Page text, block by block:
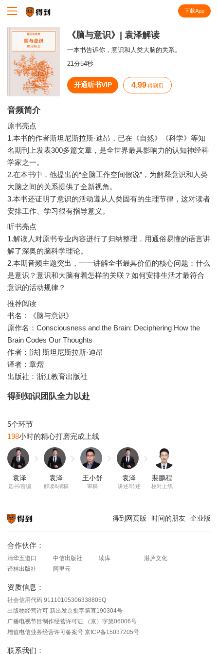
下载App
《脑与意识》| 袁泽解读
一本书告诉你，意识和人类大脑的关系。
21分54秒
开通听书VIP 4.99 得到贝
音频简介
原书亮点
1.本书的作者斯坦尼斯拉斯·迪昂，已在《自然》《科学》等知
名期刊上发表300多篇文章，是全世界最具影响力的认知神经科
学家之一。
2.在本书中，他提出的“全脑工作空间假说”，为解释意识和人类
大脑之间的关系提供了全新视角。
3.本书还证明了意识的活动遵从人类固有的生理节律，这对读者
听书亮点
1.解读人对原书专业内容进行了归纳整理，用通俗易懂的语言讲
解了深奥的脑科学理论。
2.本期音频主题突出，一一讲解全书最具价值的核心问题：什么
是意识？意识和大脑有着怎样的关联？如何安排生活才最符合
推荐阅读
书名：《脑与意识》
原作名：Consciousness and the Brain: Deciphering How the
Brain Codes Our Thoughts
作者：[法] 斯坦尼斯拉斯·迪昂
译者：章熠
出版社：浙江教育出版社
得到知识团队全力以赴
198
袁泽
选书/责编
袁泽
解读&撰稿
王小舒
审稿
袁泽
讲述/转述
裴鹏程
校对上线
得到网页版 时间的朋友 企业版
合作伙伴：
清华五道口 中信出版社 读库
湛庐文化
译林出版社
阿里云
资质信息：
社会信用代码 91110105306338805Q
出版物经营许可 新出发京批字第直190304号
广播电视节目制作经营许可证 （京）字第06006号
增值电信业务经营许可备案号 京ICP备15037205号
联系我们：